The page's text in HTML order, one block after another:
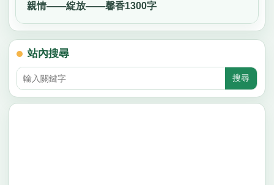
親情——綻放——馨香1300字
站內搜尋